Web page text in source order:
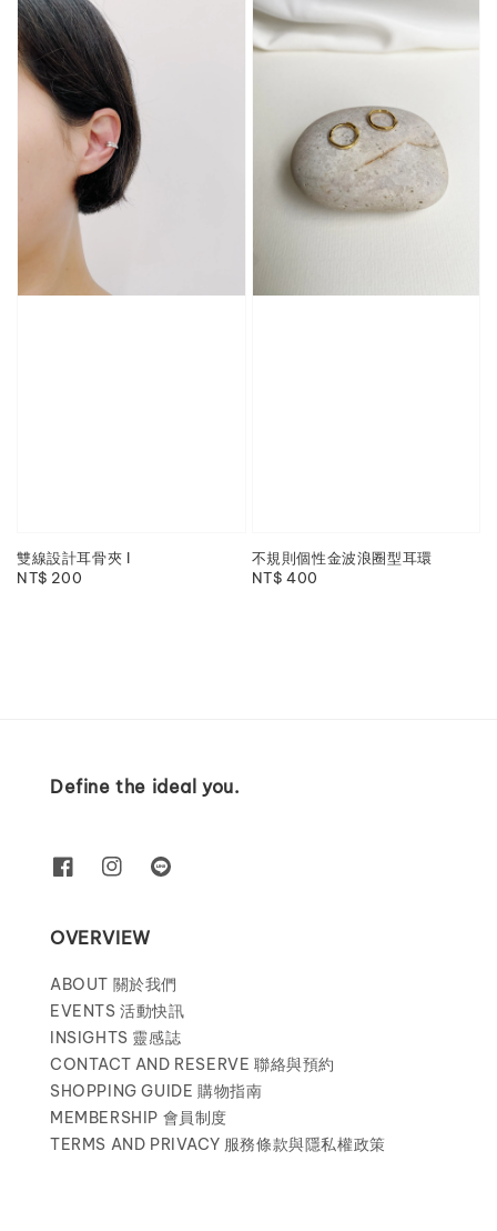
雙線設計耳骨夾 I
Regular
NT$ 200
不規則個性金波浪圈型耳環
Regular
NT$ 400
Define the ideal you.
OVERVIEW
ABOUT 關於我們
EVENTS 活動快訊
INSIGHTS 靈感誌
CONTACT AND RESERVE 聯絡與預約
SHOPPING GUIDE 購物指南
MEMBERSHIP 會員制度
TERMS AND PRIVACY 服務條款與隱私權政策